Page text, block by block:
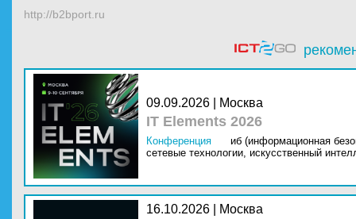
http://b2bport.ru
09.09.2026 | Москва
IT Elements 2026
Конференция
иб (информационная
сетевые технологии, искусственный
16.10.2026 | Москва